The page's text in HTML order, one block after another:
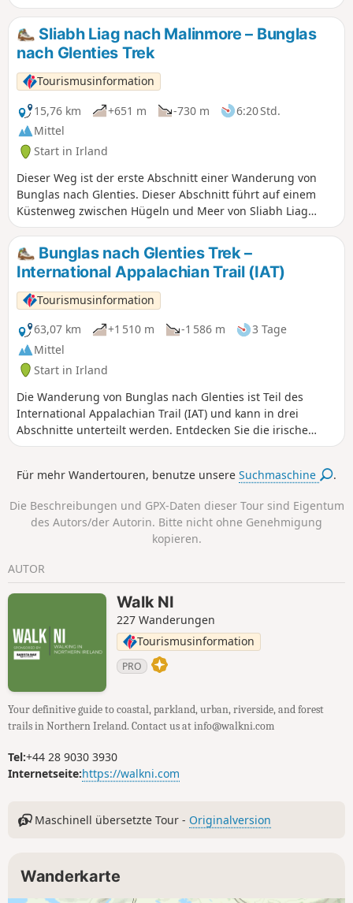
Hügeln von Malinmore nach Maghera. Entdecken Sie die
irische Topografie und ihre fantastischen Ausblicke über
das Meer.
Sliabh Liag nach Malinmore – Bunglas
nach Glenties Trek
Tourismusinformation
15,76 km
+651 m -730 m
6:20 Std.
Mittel
Start in Irland
Dieser Weg ist der erste Abschnitt einer Wanderung von
Bunglas nach Glenties. Dieser Abschnitt führt auf einem
Küstenweg zwischen Hügeln und Meer von Sliabh Liag
nach Malinmore. Entdecken Sie die irische Topografie und
ihre fantastischen Ausblicke über das Meer.
Bunglas nach Glenties Trek –
International Appalachian Trail (IAT)
Tourismusinformation
63,07 km
+1 510 m -1 586 m
3 Tage
Mittel
Start in Irland
Die Wanderung von Bunglas nach Glenties ist Teil des
International Appalachian Trail (IAT) und kann in drei
Abschnitte unterteilt werden. Entdecken Sie die irische
Topografie und ihre fantastischen Ausblicke über das Meer.
Glenties führt auf einem Küstenweg zwischen Hügeln und
der Wanderung von Bunglas nach Glenties führt auf einem
Bergpfad zwischen Hügeln von Malinmore nach Maghera.
Der letzte Abschnitt der Wanderung von Bunglas nach
Glenties führt auf einem Bergpfad zwischen Hügeln von
Für mehr Wandertouren, benutze unsereSuchmaschine .
Die Beschreibungen und GPX-Daten dieser Tour sind Eigentum
des Autors/der Autorin. Bitte nicht ohne Genehmigung
kopieren.
AUTOR
Walk NI
227 Wanderungen
Tourismusinformation
PRO
Your definitive guide to coastal, parkland, urban, riverside, and forest
trails in Northern Ireland. Contact us at info@walkni.com
Tel:+44 28 9030 3930
Internetseite:https://walkni.com
Maschinell übersetzte Tour - Originalversion
Wanderkarte